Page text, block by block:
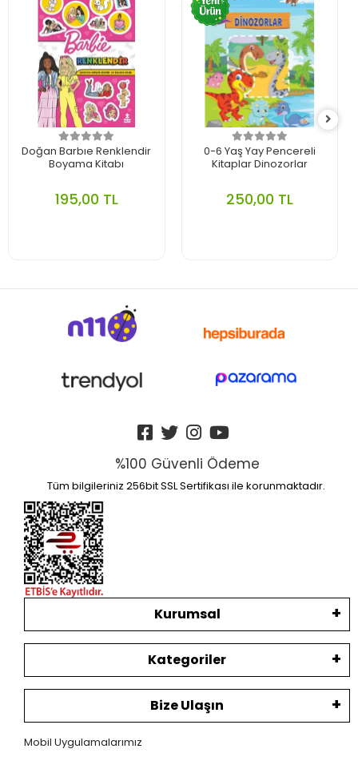
Doğan Barbıe Renklendir
Boyama Kitabı
195,00 TL
0-6 Yaş Yay Pencereli
Kitaplar Dinozorlar
250,00 TL
%100 Güvenli Ödeme
Tüm bilgileriniz 256bit SSL Sertifikası ile korunmaktadır.
Kurumsal
Kategoriler
Bize Ulaşın
Mobil Uygulamalarımız